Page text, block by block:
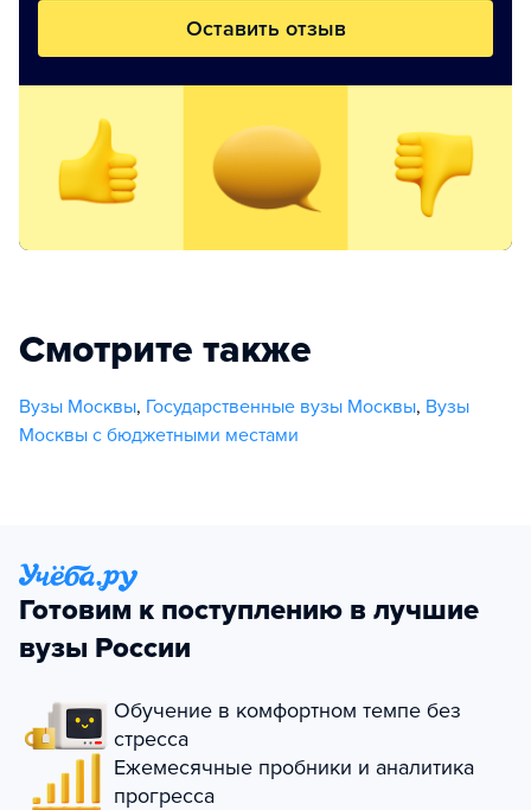
Оставить отзыв
Смотрите также
Вузы Москвы, Государственные вузы Москвы, Вузы
Москвы с бюджетными местами
Готовим к поступлению в лучшие
вузы России
Обучение в комфортном темпе без
стресса
Ежемесячные пробники и аналитика
прогресса